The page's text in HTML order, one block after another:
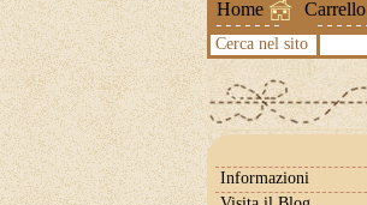
Home Carrello
Cerca nel sito
Informazioni